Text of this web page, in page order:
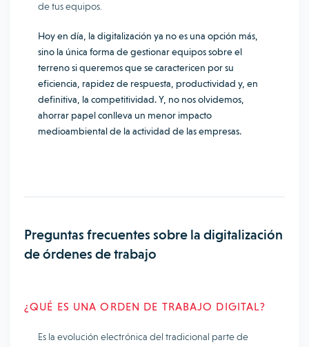
de tus equipos.
Hoy en día, la digitalización ya no es una opción más,
sino la única forma de gestionar equipos sobre el
terreno si queremos que se caractericen por su
eficiencia, rapidez de respuesta, productividad y, en
definitiva, la competitividad. Y, no nos olvidemos,
ahorrar papel conlleva un menor impacto
medioambiental de la actividad de las empresas.
Preguntas frecuentes sobre la digitalización
de órdenes de trabajo
¿QUÉ ES UNA ORDEN DE TRABAJO DIGITAL?
Es la evolución electrónica del tradicional parte de